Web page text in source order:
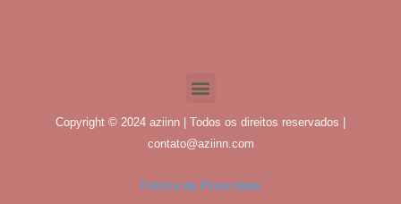
Copyright © 2024 aziinn | Todos os direitos reservados |
contato@aziinn.com
Política de Privacidade